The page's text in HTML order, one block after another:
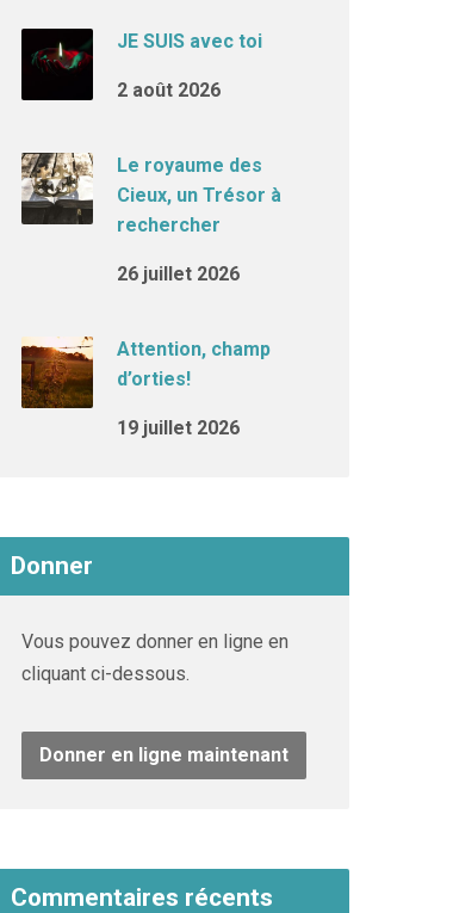
JE SUIS avec toi
2 août 2026
Le royaume des
Cieux, un Trésor à
rechercher
26 juillet 2026
Attention, champ
d’orties!
19 juillet 2026
Donner
Vous pouvez donner en ligne en
cliquant ci-dessous.
Donner en ligne maintenant
Commentaires récents